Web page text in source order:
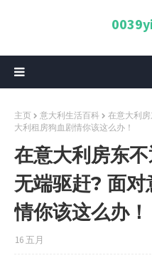
主页 意大利生活百科
在意大利
大利租房狗血剧情你该这么办！
在意大利房东
无端驱赶? 面对
情你该这么办！
16 五月